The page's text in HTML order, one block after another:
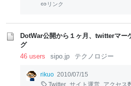
リンク
DotWar公開から１ヶ月、twitterマー
グ
46 users
sipo.jp テクノロジー
rikuo 2010/07/15
Twitter サイト運営 アクセス